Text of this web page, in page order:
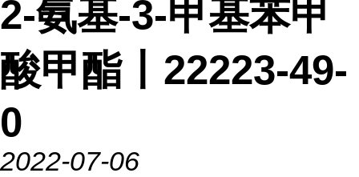
2-氨基-3-甲基苯甲
酸甲酯丨22223-49-
0
2022-07-06